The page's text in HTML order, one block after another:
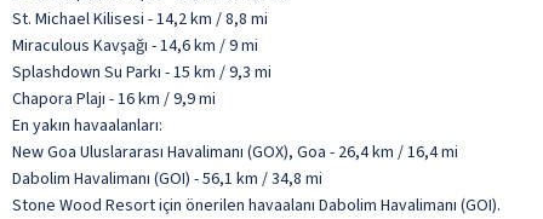
St. Michael Kilisesi - 14,2 km / 8,8 mi
Miraculous Kavşağı - 14,6 km / 9 mi
Splashdown Su Parkı - 15 km / 9,3 mi
Chapora Plajı - 16 km / 9,9 mi
En yakın havaalanları:
New Goa Uluslararası Havalimanı (GOX), Goa - 26,4 km / 16,4 mi
Dabolim Havalimanı (GOI) - 56,1 km / 34,8 mi
Stone Wood Resort için önerilen havaalanı Dabolim Havalimanı (GOI).